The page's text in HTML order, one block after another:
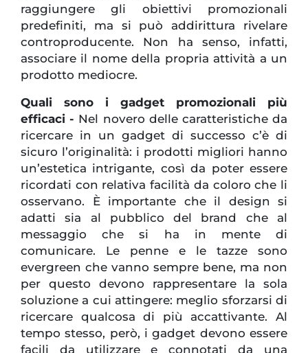
raggiungere gli obiettivi promozionali
predefiniti, ma si può addirittura rivelare
controproducente. Non ha senso, infatti,
associare il nome della propria attività a un
prodotto mediocre.
Quali sono i gadget promozionali più
efficaci - Nel novero delle caratteristiche da
ricercare in un gadget di successo c’è di
sicuro l’originalità: i prodotti migliori hanno
un’estetica intrigante, così da poter essere
ricordati con relativa facilità da coloro che li
osservano. È importante che il design si
adatti sia al pubblico del brand che al
messaggio che si ha in mente di
comunicare. Le penne e le tazze sono
evergreen che vanno sempre bene, ma non
per questo devono rappresentare la sola
soluzione a cui attingere: meglio sforzarsi di
ricercare qualcosa di più accattivante. Al
tempo stesso, però, i gadget devono essere
facili da utilizzare e connotati da una